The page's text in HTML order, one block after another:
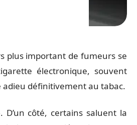
plus important de fumeurs se
électronique, souvent
adieu définitivement au tabac.
D’un côté, certains saluent la